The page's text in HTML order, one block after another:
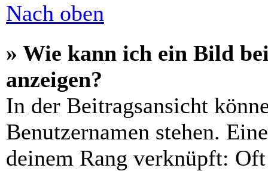
Nach oben
» Wie kann ich ein Bild
anzeigen?
In der Beitragsansicht
Benutzernamen stehen.
deinem Rang verknüpft: